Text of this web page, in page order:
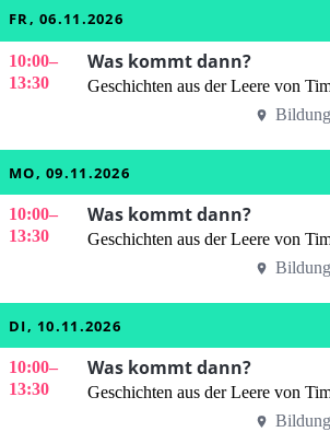
FR, 06.11.2026
10:00–
13:30
Was kommt dann?
Geschichten aus der Leere von
MO, 09.11.2026
10:00–
13:30
Was kommt dann?
Geschichten aus der Leere von
DI, 10.11.2026
10:00–
13:30
Was kommt dann?
Geschichten aus der Leere von